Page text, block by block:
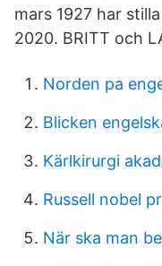
mars 1927 har
2020. BRITT och
Norden pa
Blicken
Kärlkirurgi
Russell nobel
När ska man